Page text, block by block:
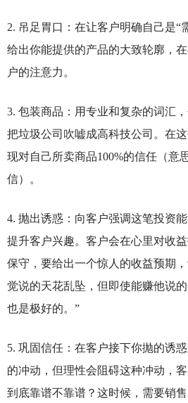
2. 吊足胃口：在让客户明确自己是“
给出你能提供的产品的大致轮廓，
户的注意力。
3. 包装商品：用专业和复杂的词汇
把垃圾公司吹嘘成高科技公司。在
现对自己所卖商品100%的信任（意
信）。
4. 抛出诱惑：向客户强调这笔投资
提升客户兴趣。客户会在心里对收
保守，要给出一个惊人的收益预期
觉说的天花乱坠，但即使能赚他说
也是极好的。”
5. 巩固信任：在客户接下你抛的诱
的冲动，但理性会阻碍这种冲动，
到底靠谱不靠谱？这时候，需要销